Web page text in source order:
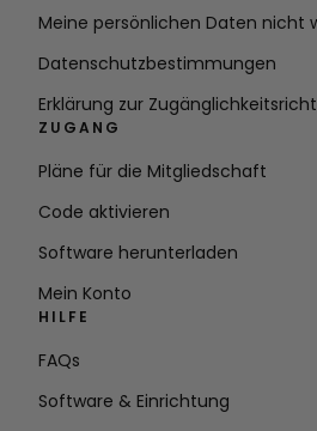
Meine persönlichen Daten nicht
Datenschutzbestimmungen
Erklärung zur
ZUGANG
Pläne für die Mitgliedschaft
Code aktivieren
Software herunterladen
Mein Konto
HILFE
FAQs
Software & Einrichtung